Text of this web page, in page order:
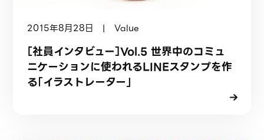
2015年8月28日 | Value
［社員インタビュー］Vol.5 世界中のコミュ
ニケーションに使われるLINEスタンプを作
る「イラストレーター」